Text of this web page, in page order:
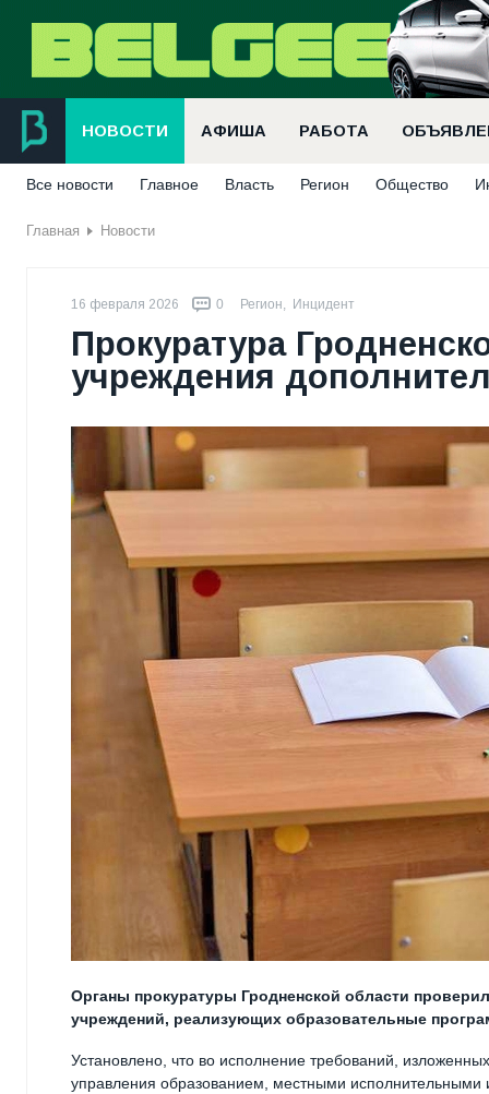
НОВОСТИ АФИША РАБОТА
Все новости Главное Власть Регион Общество
Главная Новости
16 февраля 2026 0 Регион, Инцидент
Прокуратура
учреждения
Органы прокуратуры Гродненской области
учреждений, реализующих образовательные
Установлено, что во исполнение требований,
управления образованием, местными